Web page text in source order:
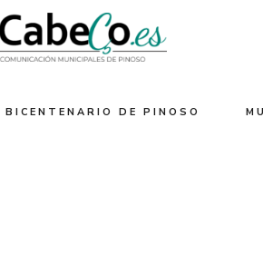
BICENTENARIO DE PINOSO